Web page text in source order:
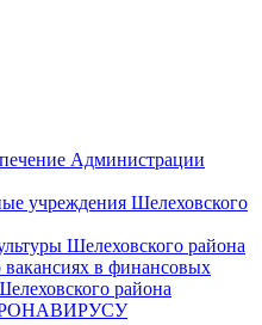
Администрации
учреждения Шелеховского
Шелеховского района
в финансовых
района